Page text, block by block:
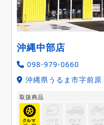
沖縄中部店
098-979-0660
沖縄県うるま市字前原
取扱商品